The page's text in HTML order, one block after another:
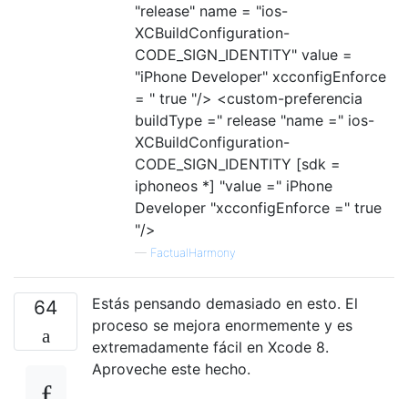
"release" name = "ios-
XCBuildConfiguration-
CODE_SIGN_IDENTITY" value =
"iPhone Developer" xcconfigEnforce
= " true "/> <custom-preferencia
buildType =" release "name =" ios-
XCBuildConfiguration-
CODE_SIGN_IDENTITY [sdk =
iphoneos *] "value =" iPhone
Developer "xcconfigEnforce =" true
"/>
— FactualHarmony
64
Estás pensando demasiado en esto. El
proceso se mejora enormemente y es
extremadamente fácil en Xcode 8.
Aproveche este hecho.